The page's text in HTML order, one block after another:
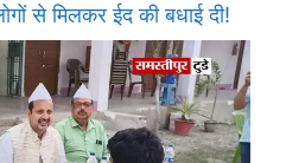
से मिलकर ईद की बधाई दी!